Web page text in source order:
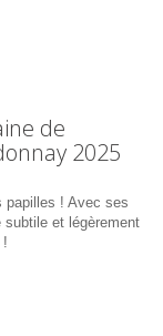
de
2025
papilles ! Avec ses
et légèrement
!